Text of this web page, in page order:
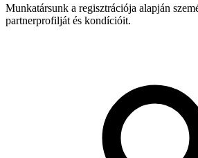
Munkatársunk a regisztrációja alapján
partnerprofilját és kondícióit.